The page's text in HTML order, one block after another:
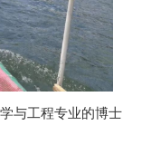
与工程专业的博士